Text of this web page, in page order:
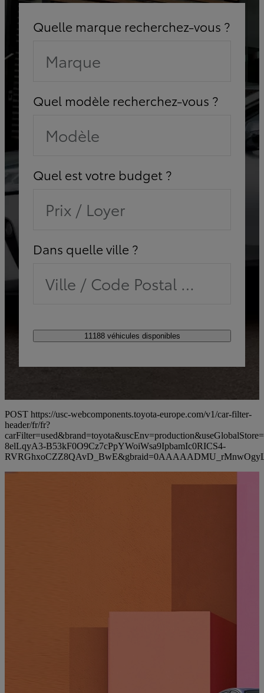
Quelle marque recherchez-vous ?
Marque
Quel modèle recherchez-vous ?
Modèle
Quel est votre budget ?
Prix / Loyer
Dans quelle ville ?
Ville / Code Postal /
11188 véhicules disponibles
POST https://usc-webcomponents.toyota-europe.com/v1/car-filter-
header/fr/fr?
8elLqyA3-B53kF0O9Cz7cPpYWoiWsa9IpbamIc0RICS4-